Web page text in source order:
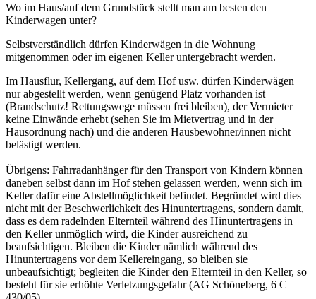
Wo im Haus/auf dem Grundstück stellt man am besten den
Kinderwagen unter?
Selbstverständlich dürfen Kinderwägen in die Wohnung
mitgenommen oder im eigenen Keller untergebracht werden.
Im Hausflur, Kellergang, auf dem Hof usw. dürfen Kinderwägen
nur abgestellt werden, wenn genügend Platz vorhanden ist
(Brandschutz! Rettungswege müssen frei bleiben), der Vermieter
keine Einwände erhebt (sehen Sie im Mietvertrag und in der
Hausordnung nach) und die anderen Hausbewohner/innen nicht
belästigt werden.
Übrigens: Fahrradanhänger für den Transport von Kindern können
daneben selbst dann im Hof stehen gelassen werden, wenn sich im
Keller dafür eine Abstellmöglichkeit befindet. Begründet wird dies
nicht mit der Beschwerlichkeit des Hinuntertragens, sondern damit,
dass es dem radelnden Elternteil während des Hinuntertragens in
den Keller unmöglich wird, die Kinder ausreichend zu
beaufsichtigen. Bleiben die Kinder nämlich während des
Hinuntertragens vor dem Kellereingang, so bleiben sie
unbeaufsichtigt; begleiten die Kinder den Elternteil in den Keller, so
besteht für sie erhöhte Verletzungsgefahr (AG Schöneberg, 6 C